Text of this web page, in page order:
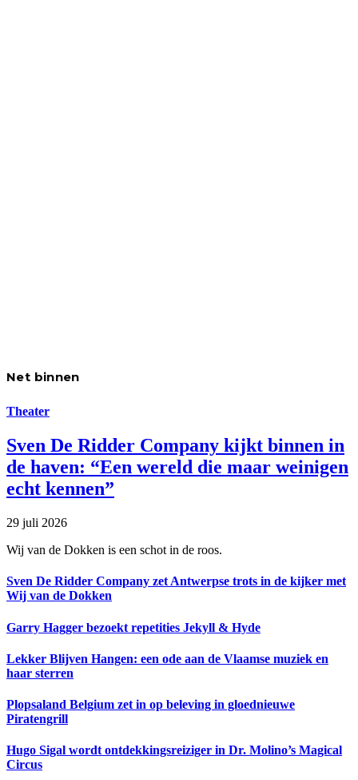
Net binnen
Theater
Sven De Ridder Company kijkt binnen in
de haven: “Een wereld die maar weinigen
echt kennen”
29 juli 2026
Wij van de Dokken is een schot in de roos.
Sven De Ridder Company zet Antwerpse trots in de kijker met
Wij van de Dokken
Garry Hagger bezoekt repetities Jekyll & Hyde
Lekker Blijven Hangen: een ode aan de Vlaamse muziek en
haar sterren
Plopsaland Belgium zet in op beleving in gloednieuwe
Piratengrill
Hugo Sigal wordt ontdekkingsreiziger in Dr. Molino’s Magical
Circus